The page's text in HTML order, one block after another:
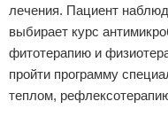
лечения. Пациент
выбирает курс
фитотерапию и
пройти программу
теплом,